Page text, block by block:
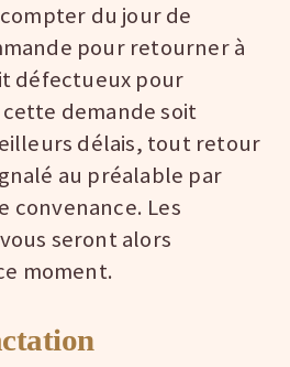
du jour de
pour retourner à
défectueux pour
demande soit
délais, tout retour
au préalable par
convenance. Les
seront alors
moment.